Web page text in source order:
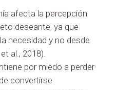
afecta la percepción
deseante, ya que
necesidad y no desde
al., 2018).
por miedo a perder
convertirse